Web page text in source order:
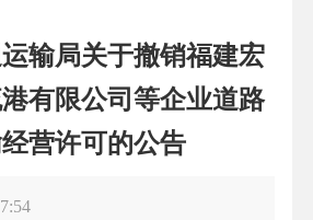
输局关于撤销福建宏
有限公司等企业道路
营许可的公告